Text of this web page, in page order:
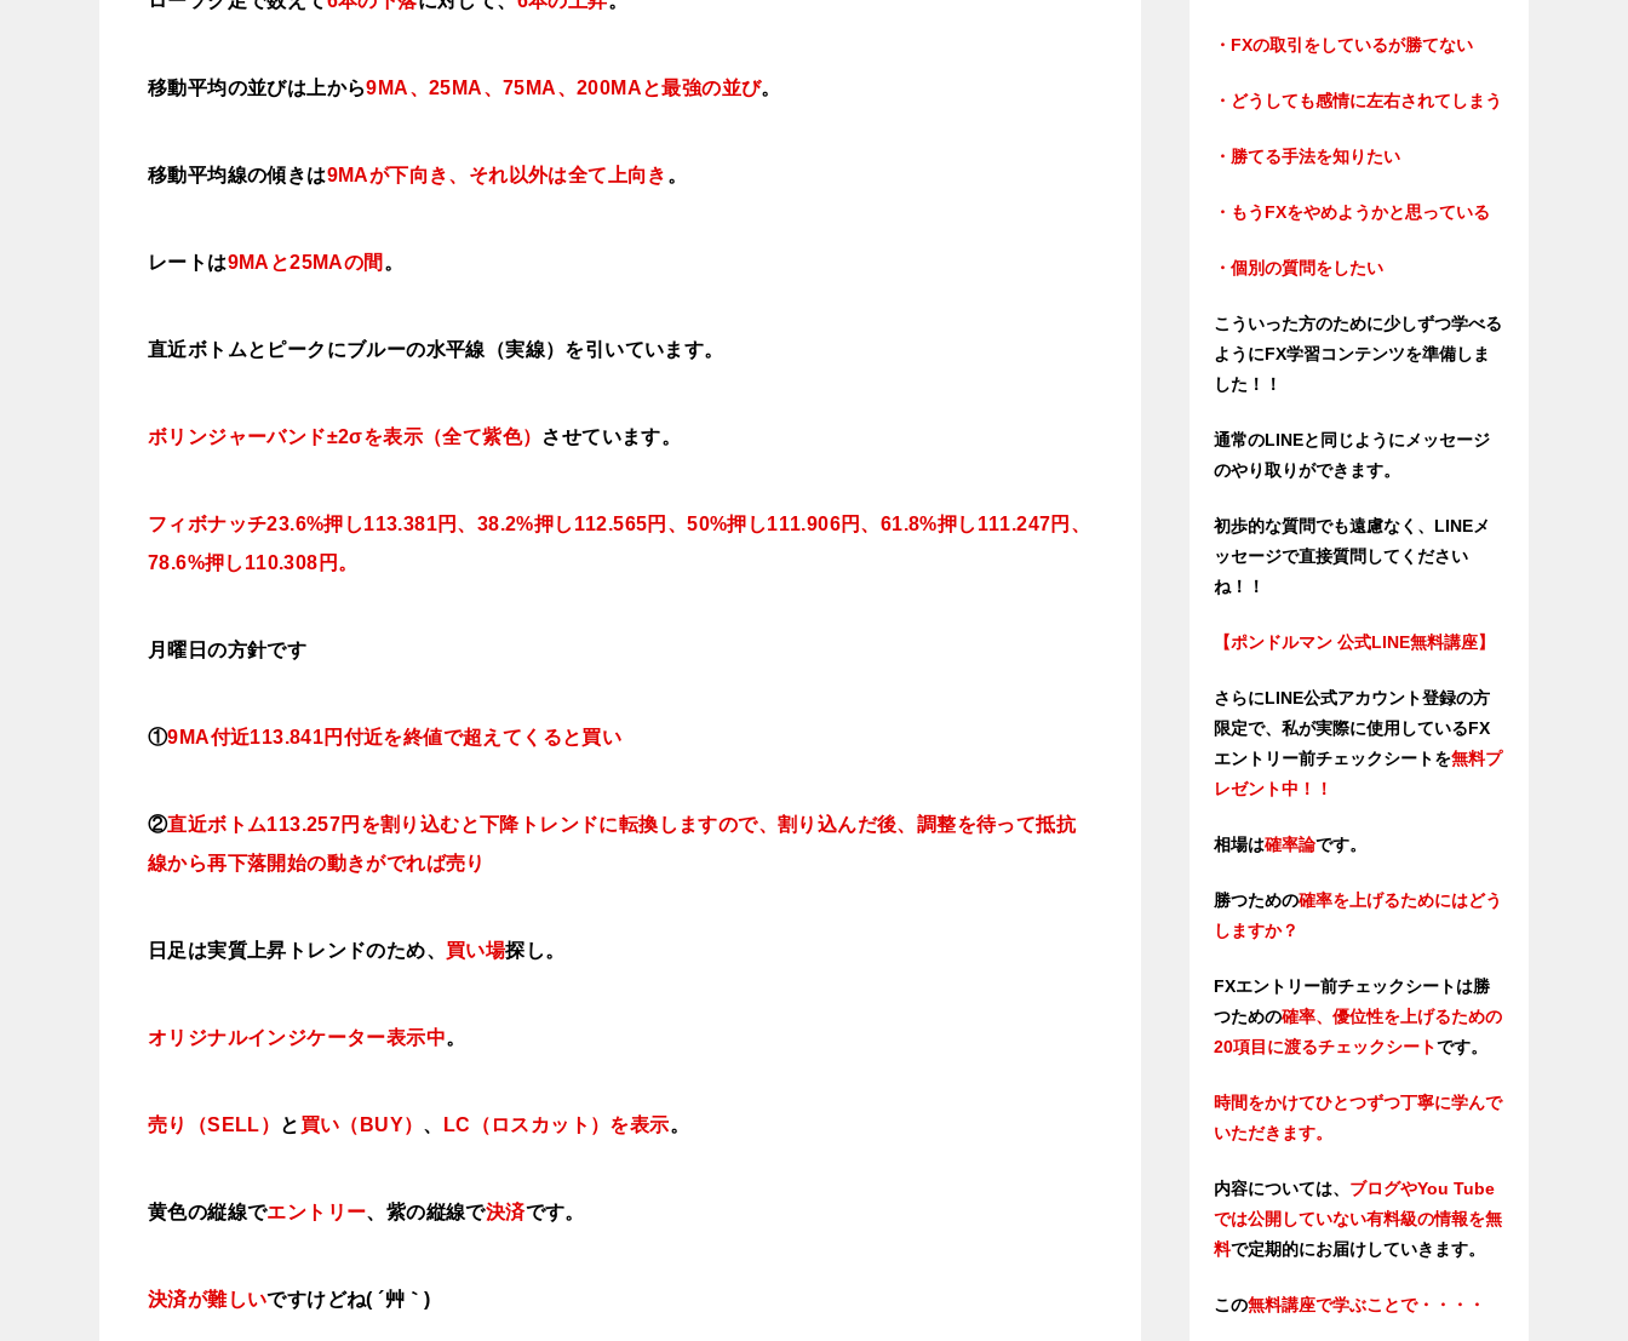
移動平均の並びは上から9MA、25MA、75MA、200MAと最強の並び。
移動平均線の傾きは9MAが下向き、それ以外は全て上向き 。
レートは9MAと25MAの間 。
直近ボトムとピークにブルーの水平線（実線）を引いています。
ボリンジャーバンド±2σを表示（全て紫色） させています。
フィボナッチ23.6%押し113.381円、38.2%押し112.565円、50%押し111.906円、61.8%押し111.247円、
78.6%押し110.308円。
月曜日の方針です
①9MA付近113.841円付近を終値で超えてくると買い
②直近ボトム113.257円を割り込むと下降トレンドに転換しますので、割り込んだ後、調整を待って抵抗
線から再下落開始の動きがでれば売り
日足は実質上昇トレンドのため、 買い場探し。
オリジナルインジケーター表示中。
売り（SELL） と 買い（BUY） 、 LC（ロスカット）を表示。
黄色の縦線でエントリー、紫の縦線で決済です。
決済が難しいですけどね( ´艸｀)
・FXの取引をしているが勝てない
・どうしても感情に左右されてしまう
・勝てる手法を知りたい
・もうFXをやめようかと思っている
・個別の質問をしたい
こういった方のために少しずつ学べる
ようにFX学習コンテンツを準備しま
した！！
通常のLINEと同じようにメッセージ
のやり取りができます。
初歩的な質問でも遠慮なく、LINEメ
ッセージで直接質問してください
ね！！
【ポンドルマン 公式LINE無料講座】
さらにLINE公式アカウント登録の方
限定で、私が実際に使用しているFX
エントリー前チェックシートを無料プ
レゼント中！！
相場は確率論です。
勝つための確率を上げるためにはどう
しますか？
FXエントリー前チェックシートは勝
つための確率、優位性を上げるための
20項目に渡るチェックシートです。
時間をかけてひとつずつ丁寧に学んで
いただきます。
内容については、 ブログやYou Tube
では公開していない有料級の情報を無
料で定期的にお届けしていきます。
この無料講座で学ぶことで・・・・